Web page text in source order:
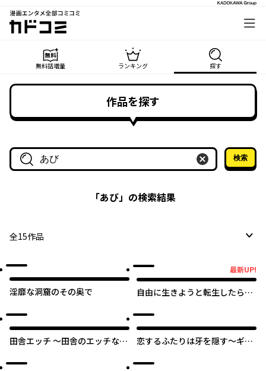
漫画エンタメ全部コミコミ
カドコミ
無料話増量 ランキング 探す
作品を探す
作品名・作家名で探す
検索
「あび」の検索結果
全15作品
淫靡な洞窟のその奥で
最新UP!
自由に生きようと転生したら、
田舎エッチ ～田舎のエッチな女
思い出～ アンソロジーコミック
恋するふたりは牙を隠す～ギャ
～